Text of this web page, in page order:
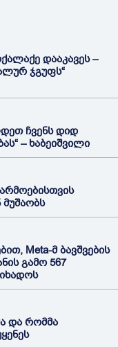
დააკავეს –
ჯგუფს“
ჩვენს დიდ
– ხაბეიშვილი
Meta-მ ბავშვების
გამო 567
და რომმა